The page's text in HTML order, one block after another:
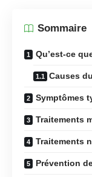
Sommaire
Qu’est-ce
Causes
Symptômes
Traitements
Traitements
Prévention